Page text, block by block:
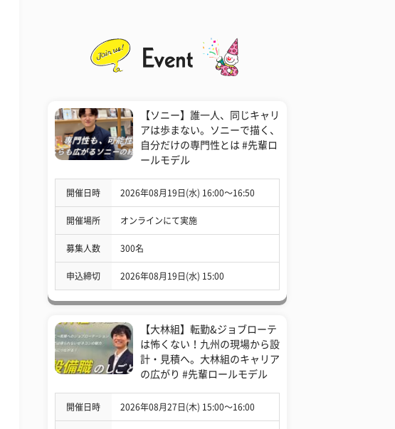
【ソニー】誰一人、同じキャリ
アは歩まない。ソニーで描く、
自分だけの専門性とは #先輩ロ
ールモデル
開催日時 2026年08月19日(水) 16:00〜16:50
開催場所 オンラインにて実施
募集人数 300名
申込締切 2026年08月19日(水) 15:00
【大林組】転勤&ジョブローテ
は怖くない！九州の現場から設
計・見積へ。大林組のキャリア
の広がり #先輩ロールモデル
開催日時 2026年08月27日(木) 15:00〜16:00